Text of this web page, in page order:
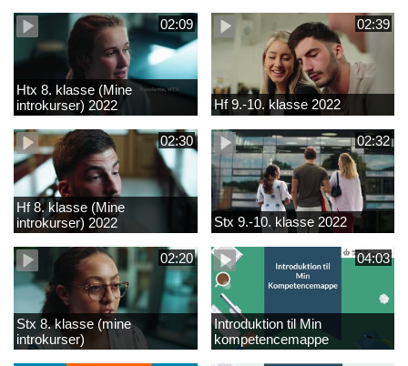
02:09
Htx 8. klasse (Mine
introkurser) 2022
02:39
Hf 9.-10. klasse 2022
02:30
Hf 8. klasse (Mine
introkurser) 2022
02:32
Stx 9.-10. klasse 2022
02:20
Stx 8. klasse (mine
introkurser)
04:03
Introduktion til Min
kompetencemappe